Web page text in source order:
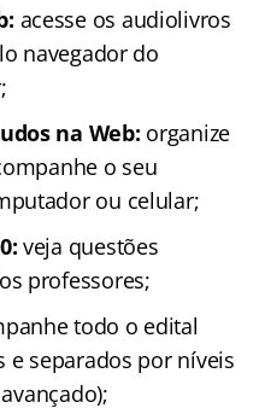
acesse os audiolivros
navegador do
na Web: organize
o seu
ou celular;
veja questões
professores;
todo o edital
e separados por níveis